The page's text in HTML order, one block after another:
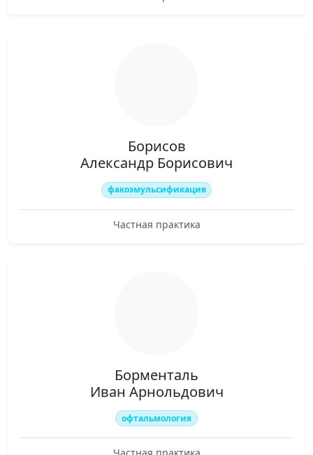
Борисов
Александр Борисович
факоэмульсификация
Частная практика
Борменталь
Иван Арнольдович
офтальмология